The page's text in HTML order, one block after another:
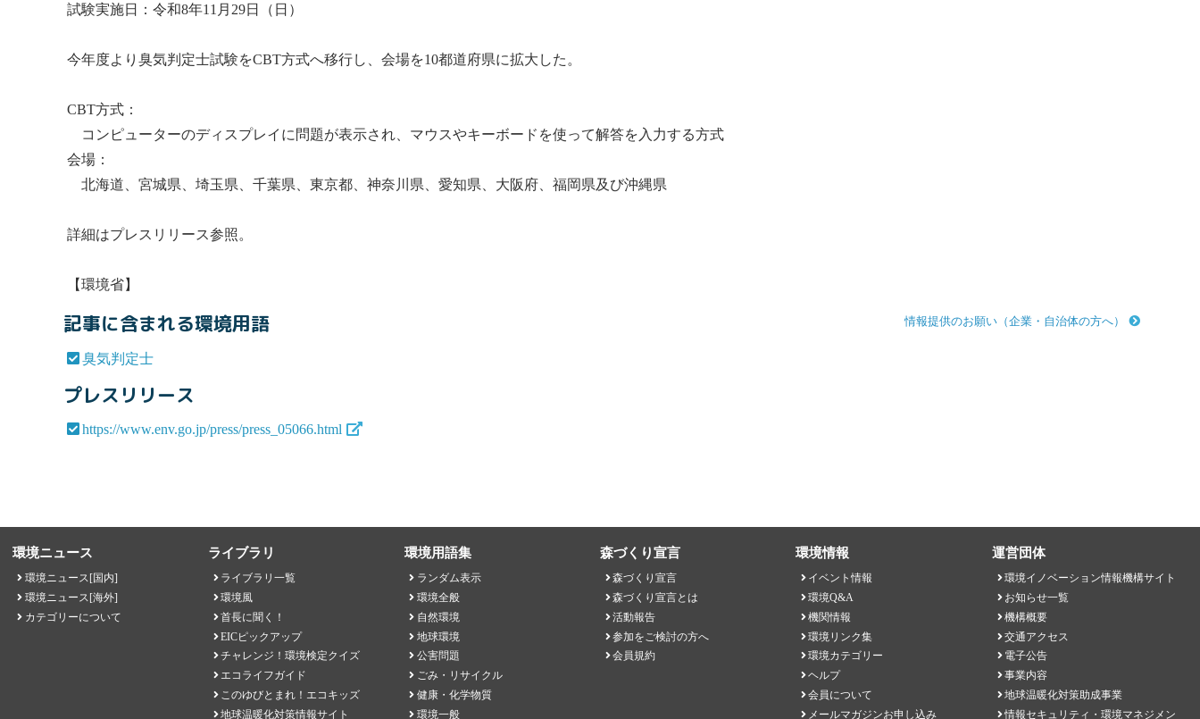
試験実施日：令和8年11月29日（日）
今年度より臭気判定士試験をCBT方式へ移行し、会場を10都道府県に拡大した。
CBT方式：
コンピューターのディスプレイに問題が表示され、マウスやキーボードを使って解答を入力する方式
会場：
北海道、宮城県、埼玉県、千葉県、東京都、神奈川県、愛知県、大阪府、福岡県及び沖縄県
詳細はプレスリリース参照。
【環境省】
情報提供のお願い（企業・自治体の方へ）
記事に含まれる環境用語
臭気判定士
プレスリリース
https://www.env.go.jp/press/press_05066.html
環境ニュース
環境ニュース[国内]
環境ニュース[海外]
カテゴリーについて
ライブラリ
ライブラリ一覧
環境風
首長に聞く！
EICピックアップ
チャレンジ！環境検定クイズ
エコライフガイド
このゆびとまれ！エコキッズ
地球温暖化対策情報サイト
環境用語集
ランダム表示
環境全般
自然環境
地球環境
公害問題
ごみ・リサイクル
健康・化学物質
環境一般
森づくり宣言
森づくり宣言
森づくり宣言とは
活動報告
参加をご検討の方へ
会員規約
環境情報
イベント情報
環境Q&A
機関情報
環境リンク集
環境カテゴリー
ヘルプ
会員について
メールマガジンお申し込み
運営団体
環境イノベーション情報機構サイト
お知らせ一覧
機構概要
交通アクセス
電子公告
事業内容
地球温暖化対策助成事業
情報セキュリティ・環境マネジメン